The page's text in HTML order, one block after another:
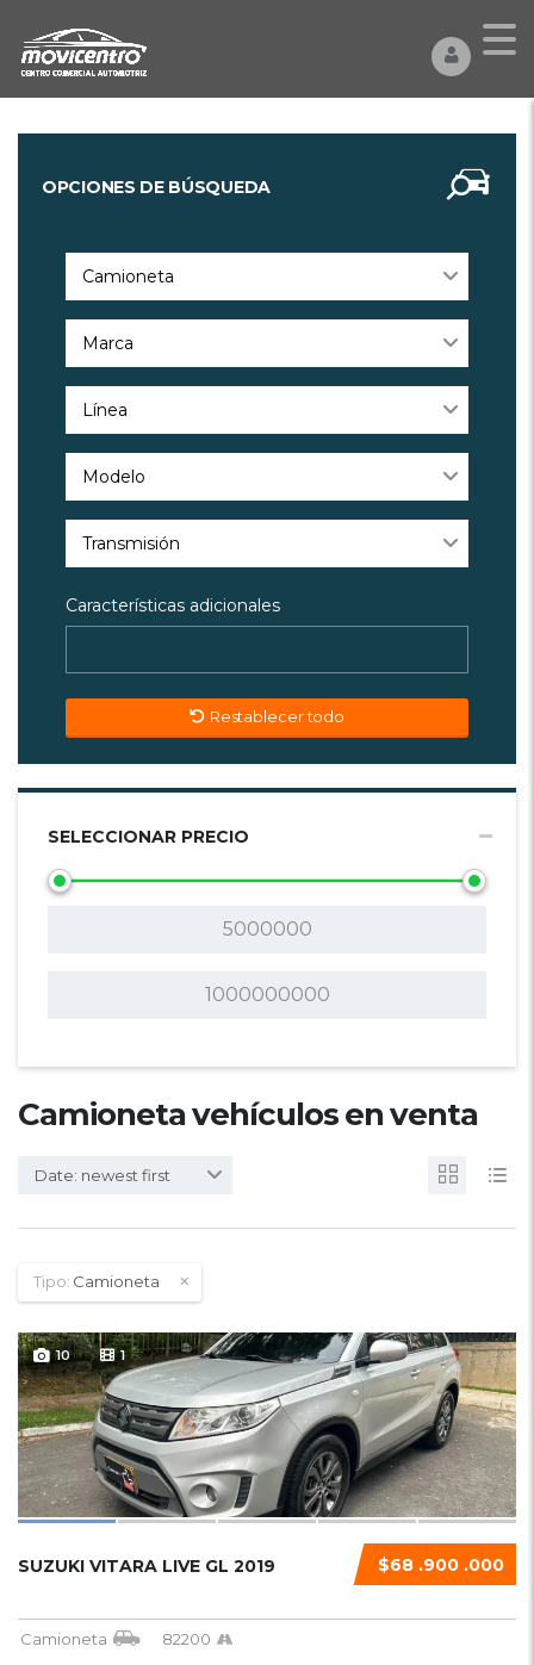
OPCIONES DE BÚSQUEDA
Camioneta
Marca
Línea
Modelo
Transmisión
Características adicionales
Restablecer todo
SELECCIONAR PRECIO
Camioneta vehículos en venta
Date: newest first
Tipo: Camioneta
10 1
$68 .900 .000
SUZUKI VITARA LIVE GL 2019
Camioneta 82200